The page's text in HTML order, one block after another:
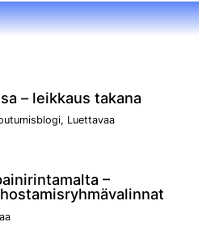
– leikkaus takana
, Luettavaa
–